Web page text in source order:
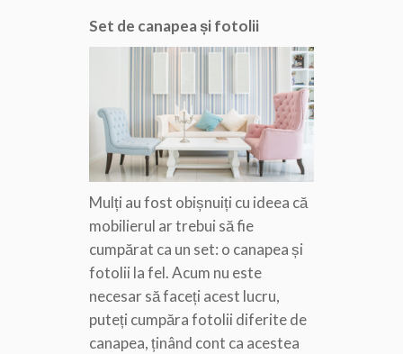
Set de canapea și fotolii
Mulți au fost obișnuiți cu ideea că
mobilierul ar trebui să fie
cumpărat ca un set: o canapea și
fotolii la fel. Acum nu este
necesar să faceți acest lucru,
puteți cumpăra fotolii diferite de
canapea, ținând cont ca acestea